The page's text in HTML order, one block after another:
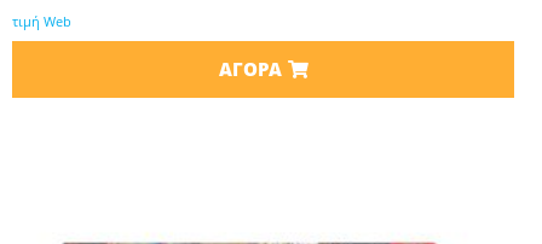
τιμή Web
ΑΓΟΡΆ